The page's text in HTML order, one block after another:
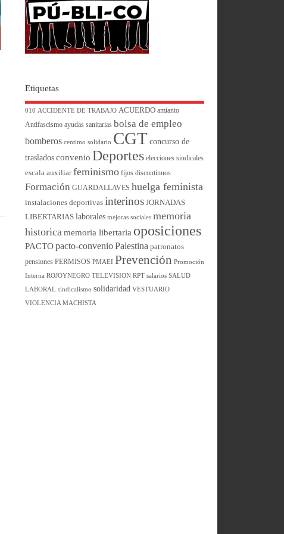
Etiquetas
010 ACCIDENTE DE TRABAJO ACUERDO amianto
Antifascismo ayudas sanitarias bolsa de empleo
bomberos centimo solidario CGT concurso de
traslados convenio Deportes elecciones sindicales
escala auxiliar feminismo fijos discontinuos
Formación GUARDALLAVES huelga feminista
instalaciones deportivas interinos JORNADAS
LIBERTARIAS laborales mejoras sociales memoria
historica memoria libertaria oposiciones
PACTO pacto-convenio Palestina patronatos
pensiones PERMISOS PMAEI Prevención Promoción
Interna ROJOYNEGRO TELEVISION RPT salarios SALUD
LABORAL sindicalismo solidaridad VESTUARIO
VIOLENCIA MACHISTA